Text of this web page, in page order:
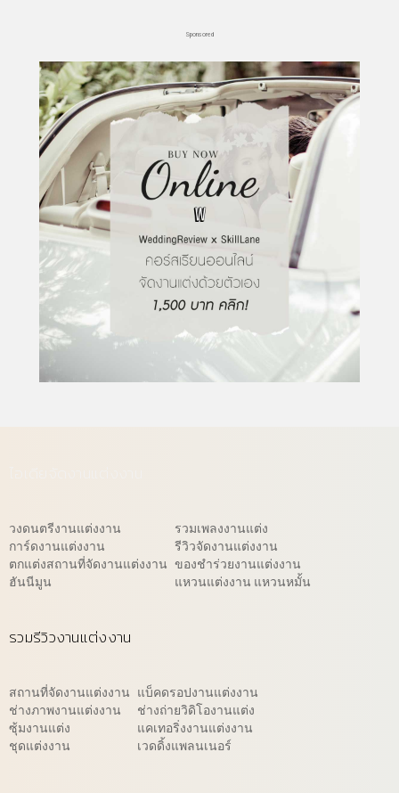
Sponsored
วงดนตรีงานแต่งงาน
การ์ดงานแต่งงาน
ตกแต่งสถานที่จัดงานแต่งงาน
ฮันนีมูน
รวมเพลงงานแต่ง
รีวิวจัดงานแต่งงาน
ของชำร่วยงานแต่งงาน
แหวนแต่งงาน แหวนหมั้น
รวมรีวิวงานแต่งงาน
สถานที่จัดงานแต่งงาน
ช่างภาพงานแต่งงาน
ซุ้มงานแต่ง
ชุดแต่งงาน
แบ็คดรอปงานแต่งงาน
ช่างถ่ายวิดิโองานแต่ง
แคเทอริ่งงานแต่งงาน
เวดดิ้งแพลนเนอร์